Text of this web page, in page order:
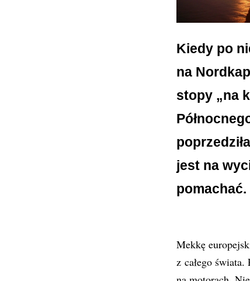
Kiedy po
na
stopy „na
jest na
pomachać.
Mekkę
z całego